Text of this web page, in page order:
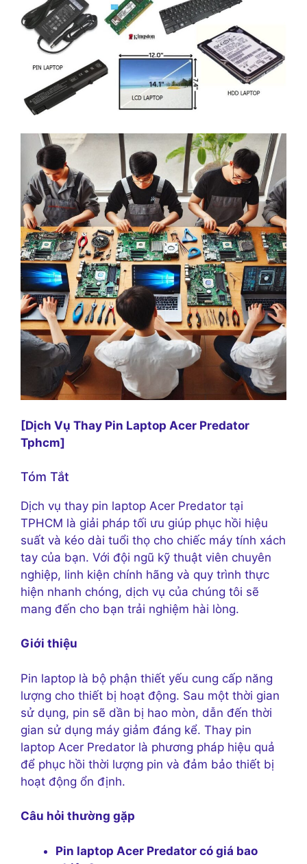
[Dịch Vụ Thay Pin Laptop Acer Predator
Tphcm]
Tóm Tắt
Dịch vụ thay pin laptop Acer Predator tại
TPHCM là giải pháp tối ưu giúp phục hồi hiệu
suất và kéo dài tuổi thọ cho chiếc máy tính xách
tay của bạn. Với đội ngũ kỹ thuật viên chuyên
nghiệp, linh kiện chính hãng và quy trình thực
hiện nhanh chóng, dịch vụ của chúng tôi sẽ
mang đến cho bạn trải nghiệm hài lòng.
Giới thiệu
Pin laptop là bộ phận thiết yếu cung cấp năng
lượng cho thiết bị hoạt động. Sau một thời gian
sử dụng, pin sẽ dần bị hao mòn, dẫn đến thời
gian sử dụng máy giảm đáng kể. Thay pin
laptop Acer Predator là phương pháp hiệu quả
để phục hồi thời lượng pin và đảm bảo thiết bị
hoạt động ổn định.
Câu hỏi thường gặp
Pin laptop Acer Predator có giá bao